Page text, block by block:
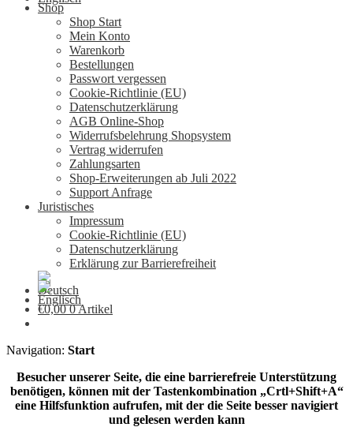
Shop
Shop Start
Mein Konto
Warenkorb
Bestellungen
Passwort vergessen
Cookie-Richtlinie (EU)
Datenschutzerklärung
AGB Online-Shop
Widerrufsbelehrung Shopsystem
Vertrag widerrufen
Zahlungsarten
Shop-Erweiterungen ab Juli 2022
Support Anfrage
Juristisches
Impressum
Cookie-Richtlinie (EU)
Datenschutzerklärung
Erklärung zur Barrierefreiheit
€0,00 0 Artikel
Navigation: Start
Besucher unserer Seite, die eine barrierefreie Unterstützung
benötigen, können mit der Tastenkombination „Crtl+Shift+A“
eine Hilfsfunktion aufrufen, mit der die Seite besser navigiert
und gelesen werden kann